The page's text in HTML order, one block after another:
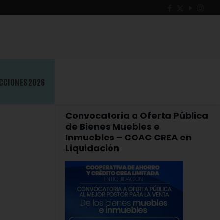
2026
su
Convocatoria a Oferta Pública
de Bienes Muebles e
Inmuebles – COAC CREA en
Liquidación